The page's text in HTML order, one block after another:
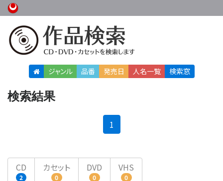
ジャンル 品番 発売日 人名一覧 検索窓
検索結果
1
CD
2
カセット
0
DVD
0
VHS
0